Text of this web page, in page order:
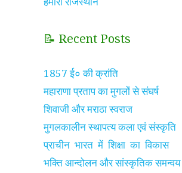
📝 Recent Posts
1857 ई० की क्रांति
महाराणा प्रताप का मुगलों से संघर्ष
शिवाजी और मराठा स्वराज
मुगलकालीन स्थापत्य कला एवं संस्कृति
प्राचीन भारत में शिक्षा का विकास
भक्ति आन्दोलन और सांस्कृतिक समन्वय